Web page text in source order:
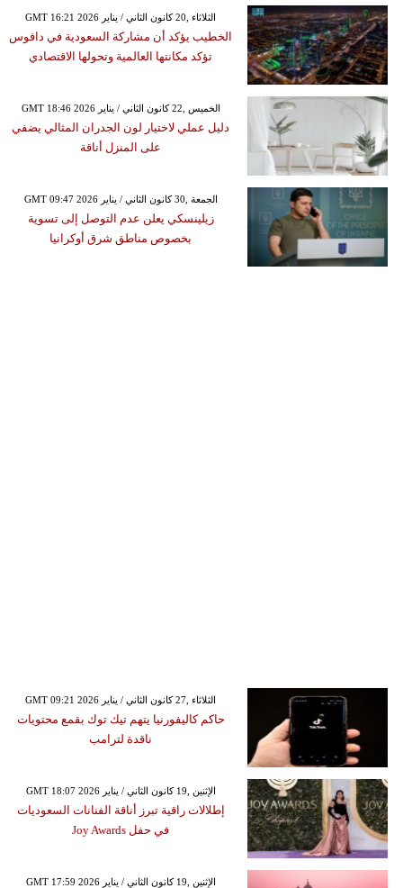
GMT 16:21 2026 الثلاثاء ,20 كانون الثاني / يناير
الخطيب يؤكد أن مشاركة السعودية في دافوس
تؤكد مكانتها العالمية وتحولها الاقتصادي
GMT 18:46 2026 الخميس ,22 كانون الثاني / يناير
دليل عملي لاختيار لون الجدران المثالي يضفي
على المنزل أناقة
GMT 09:47 2026 الجمعة ,30 كانون الثاني / يناير
زيلينسكي يعلن عدم التوصل إلى تسوية
بخصوص مناطق شرق أوكرانيا
GMT 09:21 2026 الثلاثاء ,27 كانون الثاني / يناير
حاكم كاليفورنيا يتهم تيك توك بقمع محتويات
ناقدة لترامب
GMT 18:07 2026 الإثنين ,19 كانون الثاني / يناير
إطلالات راقية تبرز أناقة الفنانات السعوديات
في حفل Joy Awards
GMT 17:59 2026 الإثنين ,19 كانون الثاني / يناير